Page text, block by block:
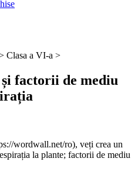
Clasa a VI-a >
factorii de mediu
wordwall.net/ro), veți crea un
la plante; factorii de mediu